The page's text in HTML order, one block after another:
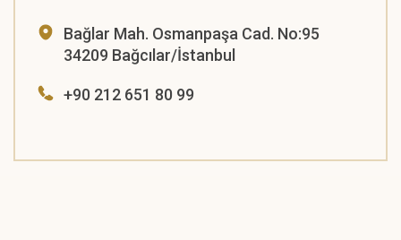
Bağlar Mah. Osmanpaşa Cad. No:95
34209 Bağcılar/İstanbul
+90 212 651 80 99